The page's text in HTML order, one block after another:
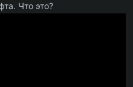
Что это?